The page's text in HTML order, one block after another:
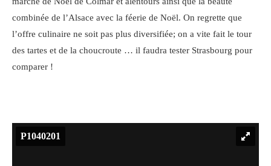
combinée de l’Alsace avec la féerie de Noël. On regrette que
l’offre culinaire ne soit pas plus diversifiée; on a vite fait le tour
des tartes et de la choucroute … il faudra tester Strasbourg pour
comparer !
P1040201